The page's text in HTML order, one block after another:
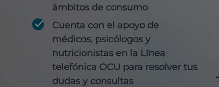
ámbitos de consumo
Cuenta con el apoyo de
médicos, psicólogos y
nutricionistas en la Línea
telefónica OCU para resolver tus
dudas y consultas